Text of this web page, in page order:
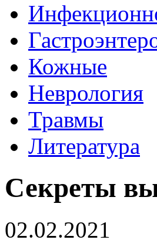
Кожные
Неврология
Травмы
Литература
Секреты
02.02.2021